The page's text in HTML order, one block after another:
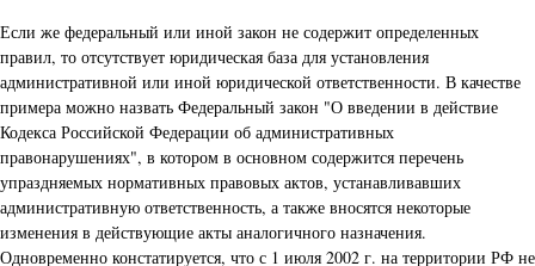
Если же федеральный или иной закон не содержит определенных
правил, то отсутствует юридическая база для установления
административной или иной юридической ответственности. В качестве
примера можно назвать Федеральный закон "О введении в действие
Кодекса Российской Федерации об административных
правонарушениях", в котором в основном содержится перечень
упраздняемых нормативных правовых актов, устанавливавших
административную ответственность, а также вносятся некоторые
изменения в действующие акты аналогичного назначения.
Одновременно констатируется, что с 1 июля 2002 г. на территории РФ не